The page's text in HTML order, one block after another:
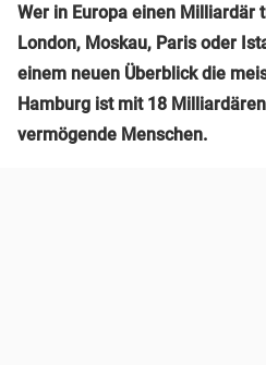
Wer in Europa einen Milliardär
London, Moskau, Paris oder
einem neuen Überblick die
Hamburg ist mit 18
vermögende Menschen.